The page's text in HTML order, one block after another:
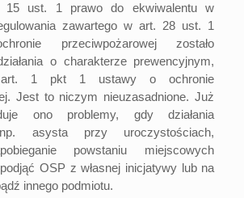
15 ust. 1 prawo do ekwiwalentu w
zawartego w art. 28 ust. 1
przeciwpożarowej zostało
o charakterze prewencyjnym,
1 pkt 1 ustawy o ochronie
Jest to niczym nieuzasadnione. Już
ono problemy, gdy działania
asysta przy uroczystościach,
powstaniu miejscowych
OSP z własnej inicjatywy lub na
innego podmiotu.